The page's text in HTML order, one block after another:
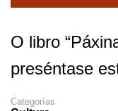
O libro
preséntase
Categorías